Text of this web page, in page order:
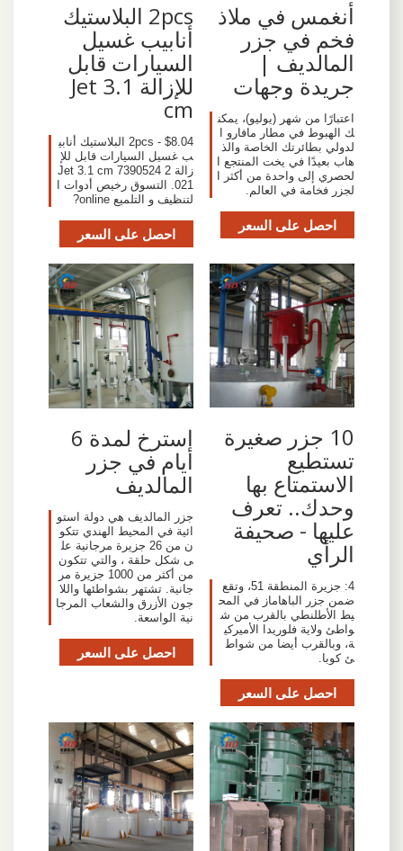
أنغمس في ملاذ
فخم في جزر
المالديف |
جريدة وجهات
اعتبارًا من شهر (يوليو)، يمكن
ك الهبوط في مطار مافارو ا
لدولي بطائرتك الخاصة والذ
هاب بعيدًا في يخت المنتجع ا
لحصري إلى واحدة من أكثر ا
لجزر فخامة في العالم.
احصل على السعر
2pcs البلاستيك
أنابيب غسيل
السيارات قابل
للإزالة Jet 3.1
cm
$8.04 - 2pcs البلاستيك أنابي
ب غسيل السيارات قابل للإ
زالة Jet 3.1 cm 7390524 2
021. التسوق رخيص أدوات ا
لتنظيف و التلميع online?
احصل على السعر
10 جزر صغيرة
تستطيع
الاستمتاع بها
وحدك.. تعرف
عليها - صحيفة
الرأي
4: جزيرة المنطقة 51، وتقع
ضمن جزر الباهاماز في المح
يط الأطلنطي بالقرب من ش
واطئ ولاية فلوريدا الأميركي
ة، وبالقرب أيضا من شواط
ئ كوبا.
احصل على السعر
استرخ لمدة 6
أيام في جزر
المالديف
جزر المالديف هي دولة استو
ائية في المحيط الهندي تتكو
ن من 26 جزيرة مرجانية عل
ى شكل حلقة ، والتي تتكون
من أكثر من 1000 جزيرة مر
جانية. تشتهر بشواطئها واللا
جون الأزرق والشعاب المرجا
نية الواسعة.
احصل على السعر